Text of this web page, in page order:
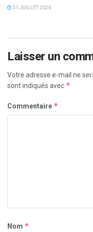
31 JUILLET 2026
Laisser un
Votre adresse e-mail ne
sont indiqués avec *
Commentaire *
Nom *